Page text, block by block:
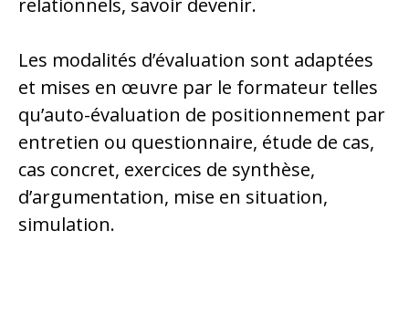
relationnels, savoir devenir.
Les modalités d’évaluation sont adaptées
et mises en œuvre par le formateur telles
qu’auto-évaluation de positionnement par
entretien ou questionnaire, étude de cas,
cas concret, exercices de synthèse,
d’argumentation, mise en situation,
simulation.